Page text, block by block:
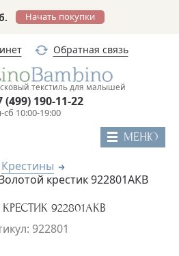
Начать покупки
Обратная связь
текстиль для малышей
сб 10:00-19:00
(499) 190-11-22
МЕНЮ
Крестины
крестик 922801АКВ
922801АКВ
922801